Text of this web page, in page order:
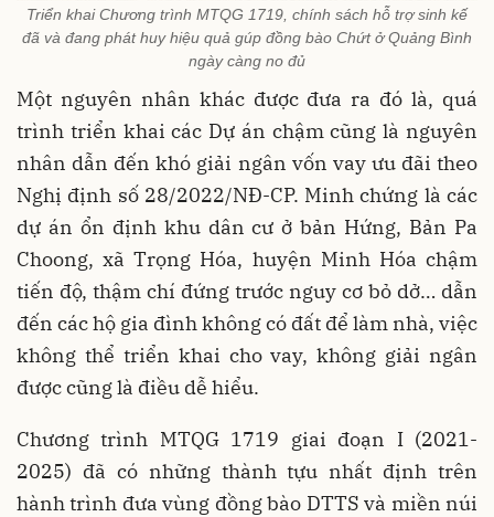
Triển khai Chương trình MTQG 1719, chính sách hỗ trợ sinh kế
đã và đang phát huy hiệu quả gúp đồng bào Chứt ở Quảng Bình
ngày càng no đủ
Một nguyên nhân khác được đưa ra đó là, quá
trình triển khai các Dự án chậm cũng là nguyên
nhân dẫn đến khó giải ngân vốn vay ưu đãi theo
Nghị định số 28/2022/NĐ-CP. Minh chứng là các
dự án ổn định khu dân cư ở bản Hứng, Bản Pa
Choong, xã Trọng Hóa, huyện Minh Hóa chậm
tiến độ, thậm chí đứng trước nguy cơ bỏ dở… dẫn
đến các hộ gia đình không có đất để làm nhà, việc
không thể triển khai cho vay, không giải ngân
được cũng là điều dễ hiểu.
Chương trình MTQG 1719 giai đoạn I (2021-
2025) đã có những thành tựu nhất định trên
hành trình đưa vùng đồng bào DTTS và miền núi